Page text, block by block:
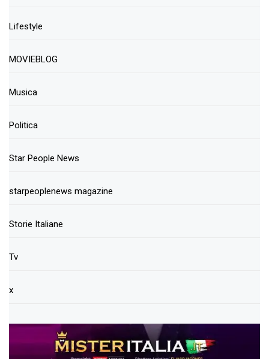
Lifestyle
MOVIEBLOG
Musica
Politica
Star People News
starpeoplenews magazine
Storie Italiane
Tv
x